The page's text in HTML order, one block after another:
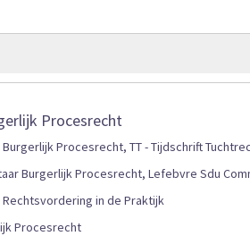
Procesrecht
Procesrecht, TT - Tijdschrift
Burgerlijk Procesrecht, Lefebvre Sdu
Rechtsvordering in de Praktijk
Procesrecht